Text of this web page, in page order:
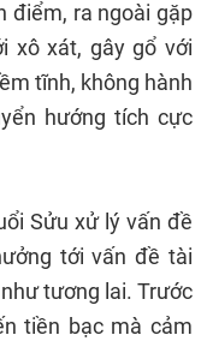
điểm, ra ngoài gặp
xô xát, gây gổ với
tĩnh, không hành
hướng tích cực
Sửu xử lý vấn đề
tới vấn đề tài
tương lai. Trước
tiền bạc mà cảm